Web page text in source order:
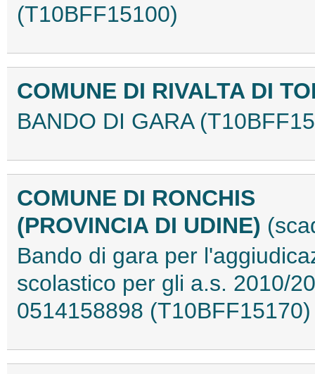
(T10BFF15100)
COMUNE DI RIVALTA DI
BANDO DI GARA
COMUNE DI RONCHIS
(PROVINCIA DI UDINE)
Bando di gara per
scolastico per gli a.s. 2010/
0514158898 (T10BFF15170)